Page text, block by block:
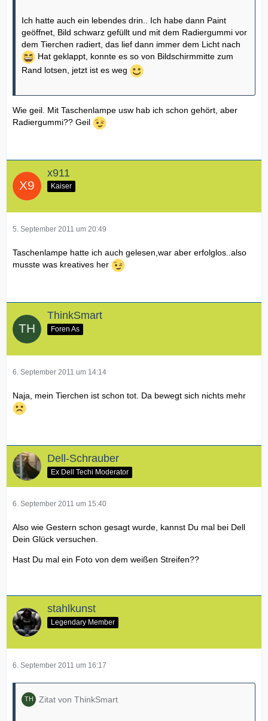
Ich hatte auch ein lebendes drin.. Ich habe dann Paint
geöffnet, Bild schwarz gefüllt und mit dem Radiergummi vor
dem Tierchen radiert, das lief dann immer dem Licht nach
Hat geklappt, konnte es so von Bildschirmmitte zum
Rand lotsen, jetzt ist es weg
Wie geil. Mit Taschenlampe usw hab ich schon gehört, aber
Radiergummi?? Geil
x911
Kaiser
5. September 2011 um 20:49
Taschenlampe hatte ich auch gelesen,war aber erfolglos..also
musste was kreatives her
ThinkSmart
Foren As
6. September 2011 um 14:14
Naja, mein Tierchen ist schon tot. Da bewegt sich nichts mehr
Dell-Schrauber
Ex Dell Techi Moderator
6. September 2011 um 15:40
Also wie Gestern schon gesagt wurde, kannst Du mal bei Dell
Dein Glück versuchen.
Hast Du mal ein Foto von dem weißen Streifen??
stahlkunst
Legendary Member
6. September 2011 um 16:17
Zitat von ThinkSmart